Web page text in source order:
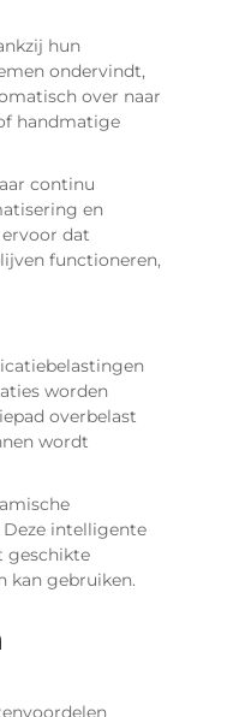
hun
ondervindt,
over naar
handmatige
continu
en
dat
functioneren,
worden
overbelast
wordt
intelligente
geschikte
kan gebruiken.